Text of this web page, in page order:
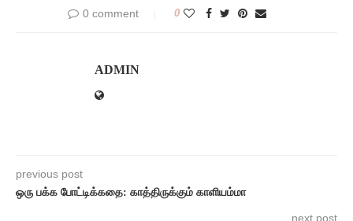
0 comment 0
ADMIN
previous post
ஒரு பக்க போட்டிக்கதை: காத்திருக்கும் காளியம்மா
next post